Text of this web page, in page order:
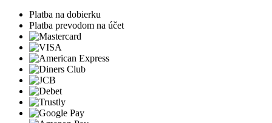
Platba na dobierku
Platba prevodom na účet